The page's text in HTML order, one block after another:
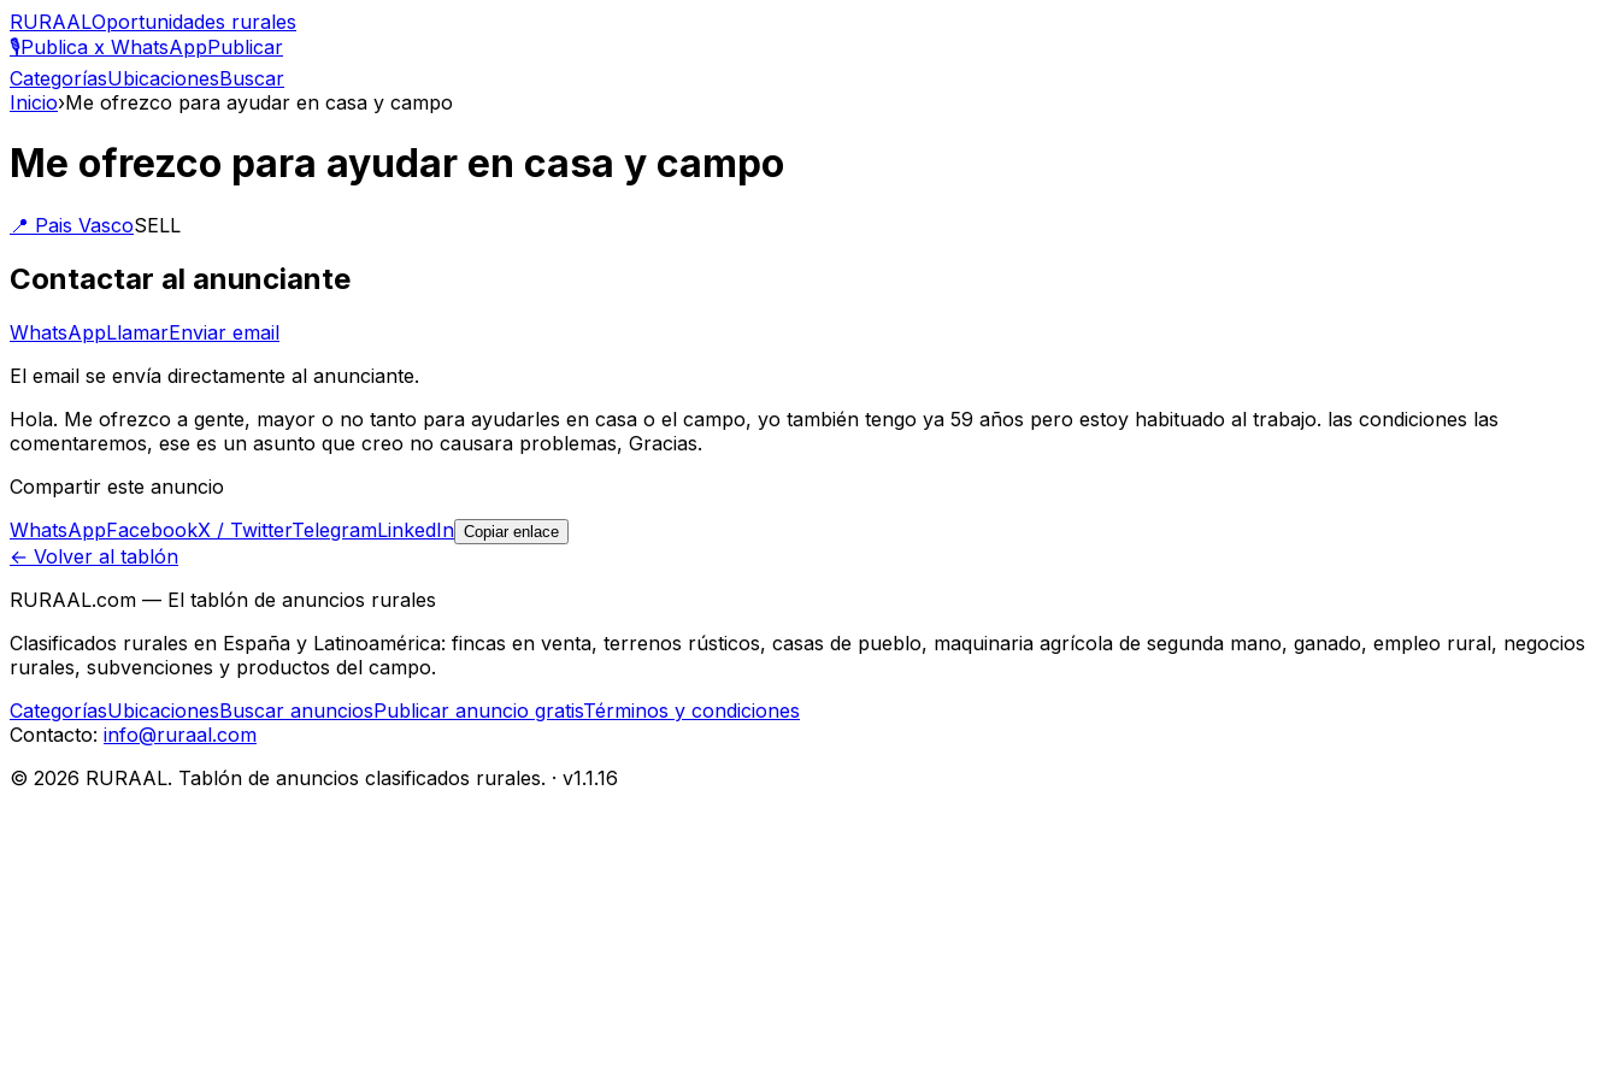
RURAALOportunidades rurales
🎙️Publica x WhatsAppPublicar
CategoríasUbicacionesBuscar
Inicio›Me ofrezco para ayudar en casa y campo
Me ofrezco para ayudar en casa y campo
📍 Pais VascoSELL
Contactar al anunciante
WhatsAppLlamarEnviar email
El email se envía directamente al anunciante.
Hola. Me ofrezco a gente, mayor o no tanto para ayudarles en casa o el campo, yo también tengo ya 59 años pero estoy habituado al trabajo. las condiciones las
comentaremos, ese es un asunto que creo no causara problemas, Gracias.
Compartir este anuncio
WhatsAppFacebookX / TwitterTelegramLinkedIn Copiar enlace
← Volver al tablón
RURAAL.com — El tablón de anuncios rurales
Clasificados rurales en España y Latinoamérica: fincas en venta, terrenos rústicos, casas de pueblo, maquinaria agrícola de segunda mano, ganado, empleo rural, negocios
rurales, subvenciones y productos del campo.
CategoríasUbicacionesBuscar anunciosPublicar anuncio gratisTérminos y condiciones
Contacto: info@ruraal.com
© 2026 RURAAL. Tablón de anuncios clasificados rurales. · v1.1.16